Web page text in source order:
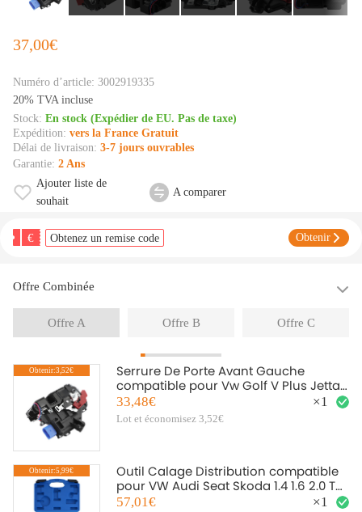
37,00€
Numéro d’article: 3002919335
20% TVA incluse
Stock: En stock (Expédier de EU. Pas de taxe)
Expédition: vers la France Gratuit
Délai de livraison: 3-7 jours ouvrables
Garantie: 2 Ans
Ajouter liste de
souhait
A comparer
€ Obtenez un remise code Obtenir
Offre Combinée
Offre A Offre B Offre C
Obtenir:3,52€
Serrure De Porte Avant Gauche
compatible pour Vw Golf V Plus Jetta
Iii Touran compatible pour Skoda
Octavia
33,48€
Lot et économisez 3,52€
×1
Obtenir:5,99€
Outil Calage Distribution compatible
pour VW Audi Seat Skoda 1.4 1.6 2.0 TDI
CR T10265
57,01€ ×1